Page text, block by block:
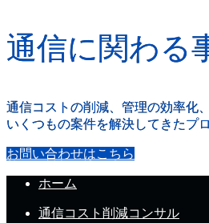
通信に関わる
通信コストの削減、管理の効率化
いくつもの案件を解決してきたプ
お問い合わせはこちら
ホーム
通信コスト削減コンサル